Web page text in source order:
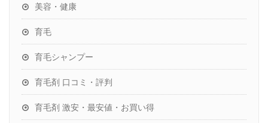
美容・健康
育毛
育毛シャンプー
育毛剤 口コミ・評判
育毛剤 激安・最安値・お買い得